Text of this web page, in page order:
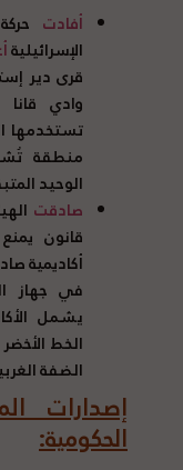
أفادت
الإسرائيلية
قرى دير
وادي
تستخدمها
منطقة
الوحيد
صادقت
قانون
أكاديمية
في جهاز
يشمل
الخط
الضفة
إصدارات
الحكومية: